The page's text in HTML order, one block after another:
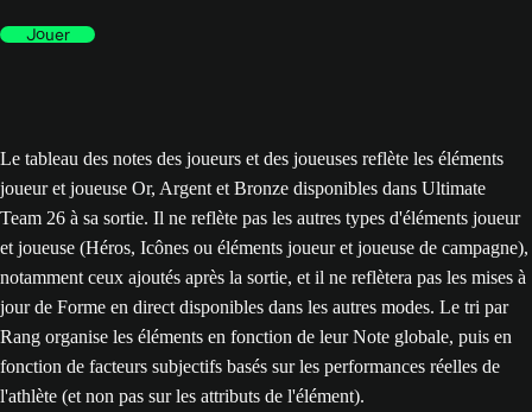
Jouer
Le tableau des notes des joueurs et des joueuses reflète les éléments
joueur et joueuse Or, Argent et Bronze disponibles dans Ultimate
Team 26 à sa sortie. Il ne reflète pas les autres types d'éléments joueur
et joueuse (Héros, Icônes ou éléments joueur et joueuse de campagne),
notamment ceux ajoutés après la sortie, et il ne reflètera pas les mises à
jour de Forme en direct disponibles dans les autres modes. Le tri par
Rang organise les éléments en fonction de leur Note globale, puis en
fonction de facteurs subjectifs basés sur les performances réelles de
l'athlète (et non pas sur les attributs de l'élément).